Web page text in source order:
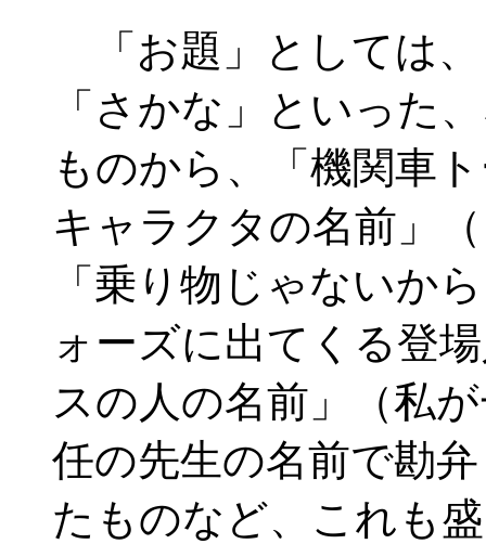
「お題」としては
「さかな」といった
ものから、「機関車
キャラクタの名前」
「乗り物じゃないか
ォーズに出てくる登
スの人の名前」（私
任の先生の名前で勘
たものなど、これも